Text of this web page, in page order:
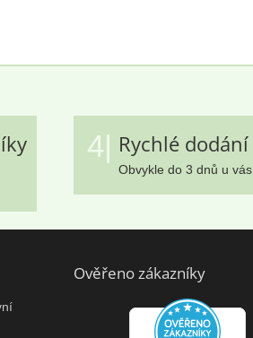
4| Rychlé dodání
Obvykle do 3 dnů u vás.
Ověřeno zákazníky